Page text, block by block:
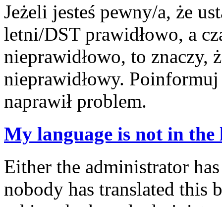
Jeżeli jesteś pewny/a, że
letni/DST prawidłowo, a
nieprawidłowo, to znaczy,
nieprawidłowy.
naprawił problem.
My language is not in the
Either the administrator
nobody has translated this